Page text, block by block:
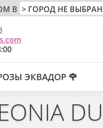
В
ЭКВАДОР 🌹